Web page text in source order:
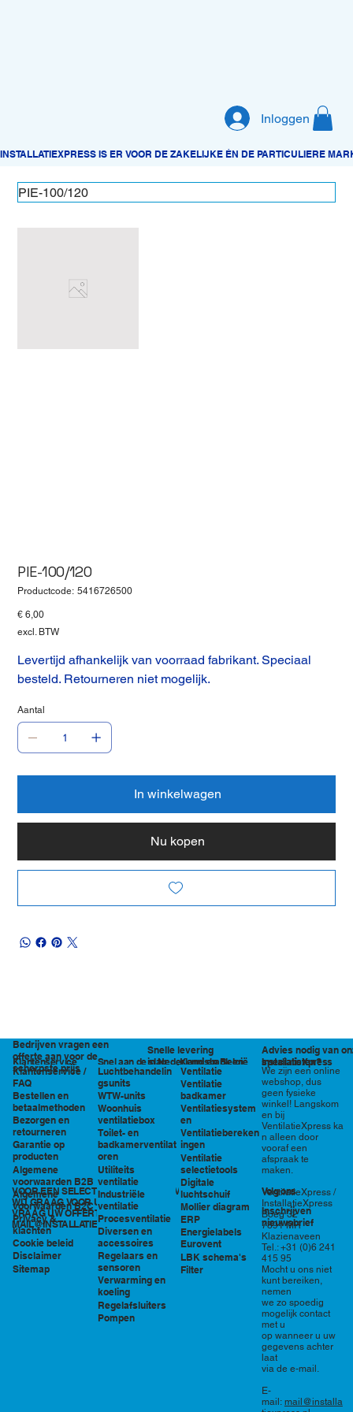
Inloggen
PIE-100/120
PIE-100/120
Productcode: Productcode
5416726500
Prijs
€ 6,00
excl. BTW
Levertijd afhankelijk van voorraad fabrikant. Speciaal
besteld. Retourneren niet mogelijk.
Aantal
In winkelwagen
Nu kopen
Klantenservice
Klantenservice /
FAQ
Bestellen en
betaalmethoden
Bezorgen en
retourneren
Garantie op
producten
Algemene
voorwaarden B2B
Algemene
voorwaarden B2C
Privacy &
klachten
Cookie beleid
Disclaimer
Sitemap
VOOR EEN SELECTIE EN PRIJSOPGAVE STAAN
WIJ GRAAG VOOR U KLAAR!
VRAAG UW OFFERTE AAN VIA
MAIL@INSTALLATIEXPRESS.NL
Bedrijven vragen een
offerte aan voor de
scherpste prijs
Snelle levering
in Nederland en België
Advies nodig van
specialisten?
Snel aan de slag
Luchtbehandelin
gsunits
WTW-units
Woonhuis
ventilatiebox
Toilet- en
badkamerventilat
oren
Utiliteits
ventilatie
Industriële
ventilatie
Procesventilatie
Diversen en
accessoires
Regelaars en
sensoren
Verwarming en
koeling
Regelafsluiters
Pompen
Kennisbank en
tools
Ventilatie
Ventilatie
badkamer
Ventilatiesystem
en
Ventilatiebereken
ingen
Ventilatie
selectietools
Digitale
luchtschuif
Mollier diagram
ERP
Energielabels
Eurovent
LBK schema's
Filter
We zijn een online
webshop, dus
geen fysieke
winkel! Langskom
en bij
VentilatieXpress ka
n alleen door
vooraf een
afspraak te
maken.
VentilatieXpress /
InstallatieXpress
Boeg 32
7891 MR
Klazienaveen
Tel.: +31 (0)6 241
415 95
Mocht u ons niet
kunt bereiken,
nemen
we zo spoedig
mogelijk contact
met u
op wanneer u uw
gegevens achter
laat
via de e-mail.
E-
mail: mail@installa
InstallatieXpress
Volg ons
Inschrijven
nieuwsbrief